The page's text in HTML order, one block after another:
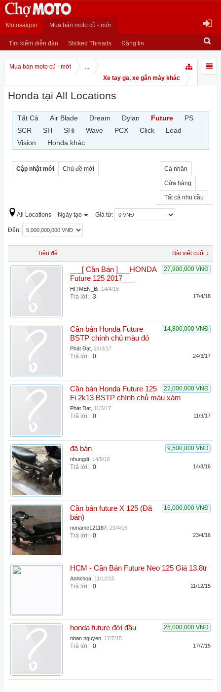
Motosaigon Mua bán moto cũ - mới
Tìm kiếm diễn đàn Sticked Threads Đăng tin
Mua bán moto cũ - mới
...
Xe tay ga, xe gắn máy khác
Honda tại All Locations
Tất Cả Air Blade Dream Dylan Future
PS
SCR
SH SHi Wave PCX Click
Lead
Vision
Honda khác
Cập nhật mới Chủ đề mới Cá nhân
Cửa hàng
Tất cả nhu cầu
All Locations Ngày tạo Giá từ:
Đến:
Tiêu đề Bài viết cuối ↓
27,900,000 VNĐ
___[ Cần Bán ]___HONDA
Future 125 2017___
HITMEN_Bi 14/4/18
Trả lời: 3 17/4/18
14,800,000 VNĐ
Cần bán Honda Future
BSTP chính chủ màu đỏ
Phát Đạt 24/3/17
Trả lời: 0 24/3/17
22,000,000 VNĐ
Cần bán Honda Future 125
Fi 2k13 BSTP chính chủ màu xám
Phát Đạt 11/3/17
Trả lời: 0 11/3/17
9,500,000 VNĐ
đã bán
nhungdt 14/8/16
Trả lời: 0 14/8/16
16,000,000 VNĐ
Cần bán future X 125 (Đã
bán)
noname121187 23/4/16
Trả lời: 0 23/4/16
HCM - Cần Bán Future Neo 125 Giá 13.8tr
Anhkhoa 11/12/15
Trả lời: 0 11/12/15
25,000,000 VNĐ
honda future đời đầu
nhan nguyen 17/7/15
Trả lời: 0 17/7/15